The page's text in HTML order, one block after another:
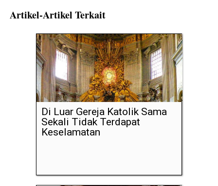
Artikel-Artikel Terkait
Di Luar Gereja Katolik Sama
Sekali Tidak Terdapat
Keselamatan